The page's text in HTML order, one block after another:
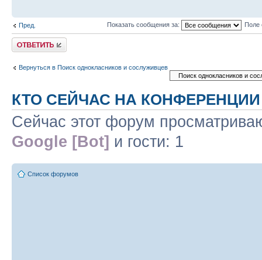
Пред. Показать сообщения за: Поле
Ответить
Вернуться в Поиск однокласников и сослуживцев
КТО СЕЙЧАС НА КОНФЕРЕНЦИИ
Сейчас этот форум
Google [Bot] и гости: 1
Список форумов